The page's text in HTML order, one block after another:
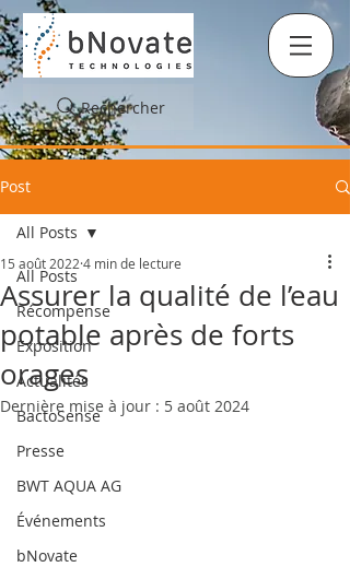
Rechercher
Post
All Posts
Récompense
Exposition
Actualités
BactoSense
Presse
BWT AQUA AG
Événements
bNovate
All Posts
Assurer la qualité de l’eau
potable après de forts
orages
15 août 2022 4 min de lecture
Dernière mise à jour : 5 août 2024